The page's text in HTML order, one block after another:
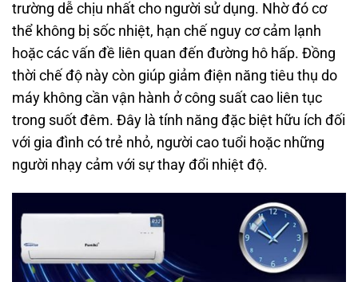
trường dễ chịu nhất cho người sử dụng. Nhờ đó cơ
thể không bị sốc nhiệt, hạn chế nguy cơ cảm lạnh
hoặc các vấn đề liên quan đến đường hô hấp. Đồng
thời chế độ này còn giúp giảm điện năng tiêu thụ do
máy không cần vận hành ở công suất cao liên tục
trong suốt đêm. Đây là tính năng đặc biệt hữu ích đối
với gia đình có trẻ nhỏ, người cao tuổi hoặc những
người nhạy cảm với sự thay đổi nhiệt độ.